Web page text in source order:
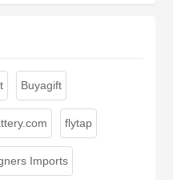
Buyagift
flytap
Imports